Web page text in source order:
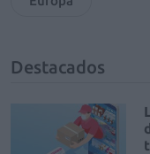
Destacados